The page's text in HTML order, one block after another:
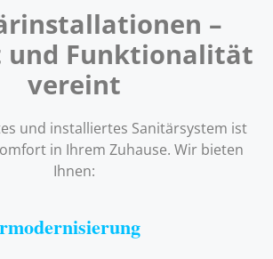
–
und Funktionalität
vereint
und installiertes Sanitärsystem ist
in Ihrem Zuhause. Wir bieten
Ihnen: